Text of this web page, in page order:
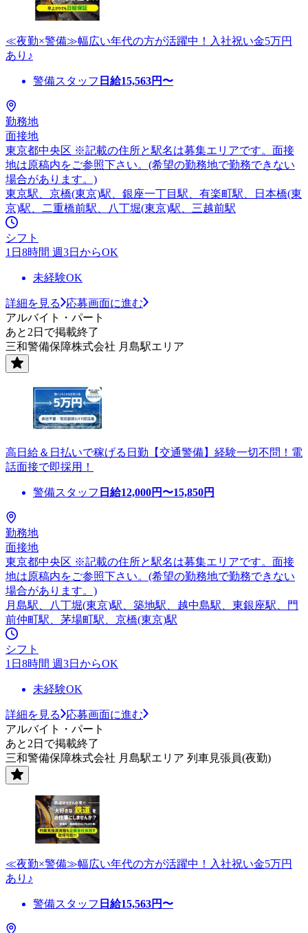
≪夜勤×警備≫幅広い年代の方が活躍中！入社祝い金5万円
あり♪
警備スタッフ 日給15,563円〜
勤務地
面接地
東京都中央区 ※記載の住所と駅名は募集エリアです。面接
地は原稿内をご参照下さい。(希望の勤務地で勤務できない
場合があります。)
東京駅、京橋(東京)駅、銀座一丁目駅、有楽町駅、日本橋(東
京)駅、二重橋前駅、八丁堀(東京)駅、三越前駅
シフト
1日8時間 週3日からOK
未経験OK
詳細を見る
応募画面に進む
アルバイト・パート
あと2日で掲載終了
三和警備保障株式会社 月島駅エリア
高日給＆日払いで稼げる日勤【交通警備】経験一切不問！電
話面接で即採用！
警備スタッフ 日給12,000円〜15,850円
勤務地
面接地
東京都中央区 ※記載の住所と駅名は募集エリアです。面接
地は原稿内をご参照下さい。(希望の勤務地で勤務できない
場合があります。)
月島駅、八丁堀(東京)駅、築地駅、越中島駅、東銀座駅、門
前仲町駅、茅場町駅、京橋(東京)駅
シフト
1日8時間 週3日からOK
未経験OK
詳細を見る
応募画面に進む
アルバイト・パート
あと2日で掲載終了
三和警備保障株式会社 月島駅エリア 列車見張員(夜勤)
≪夜勤×警備≫幅広い年代の方が活躍中！入社祝い金5万円
あり♪
警備スタッフ 日給15,563円〜